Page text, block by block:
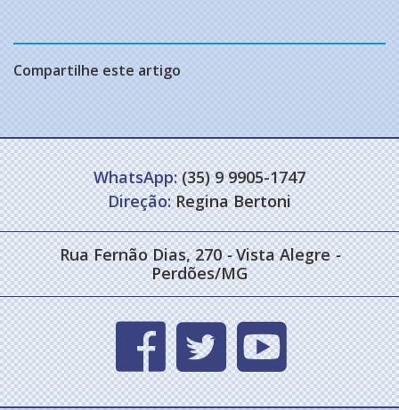
Compartilhe este artigo
WhatsApp:(35) 9 9905-1747
Direção:Regina Bertoni
Rua Fernão Dias, 270- Vista Alegre-
Perdões/MG